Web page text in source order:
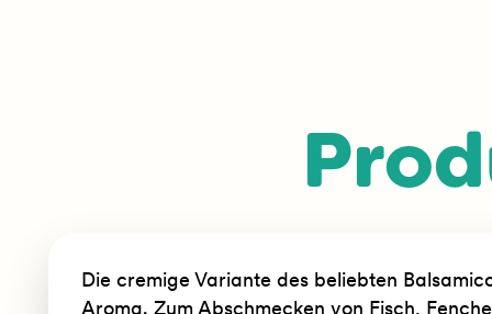
Die cremige Variante des beliebten
Aroma. Zum Abschmecken von Fisch,